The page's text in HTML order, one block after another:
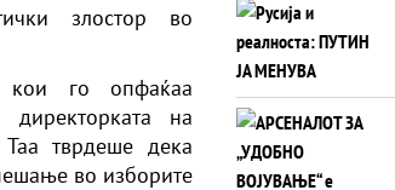
злостор во
кои го опфаќаа
на
Таа тврдеше дека
во изборите